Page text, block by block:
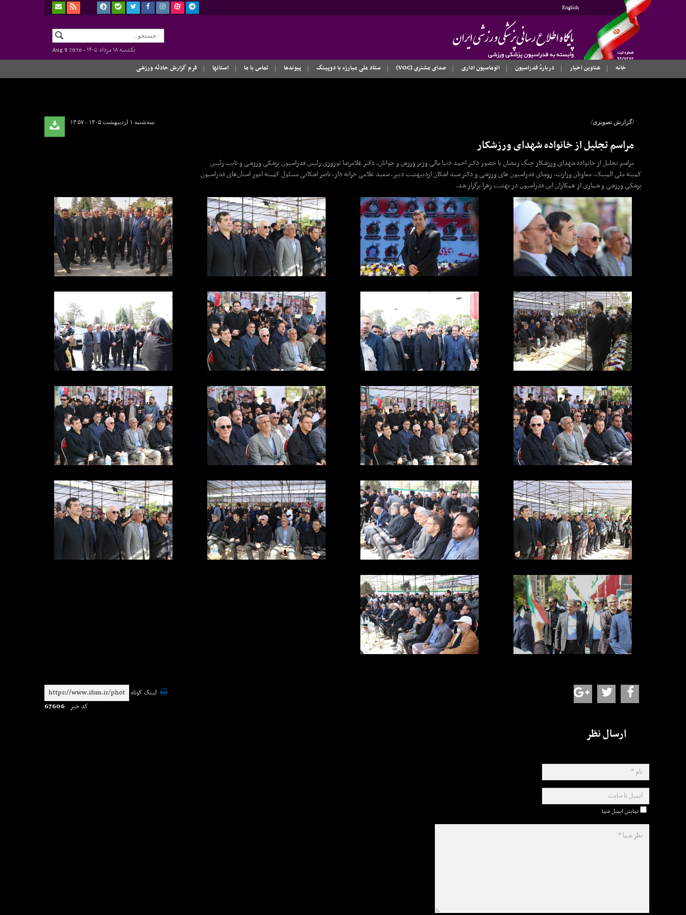
English
یکشنبه ۱۸ مرداد ۱۴۰۵ -
Aug 9 2026
خانه
عناوین اخبار دربارهٔ فدراسیون اتوماسیون اداری صدای مشتری (VOC) ستاد ملی مبارزه با دوپینگ پیوندها تماس با ما استانها فرم گزارش حادثه ورزشی
سه‌شنبه ۱ اردیبهشت ۱۴۰۵ - ۱۳:۵۷ /گزارش تصویری/
مراسم تجلیل از خانواده شهدای ورزشکار
مراسم تجلیل از خانواده شهدای ورزشکار جنگ رمضان با حضور دکتر احمد دنیا مالی وزیر ورزش و جوانان، دکتر غلامرضا نوروزی رئیس فدراسیون پزشکی ورزشی و نایب رئیس
کمیته ملی المپیک، معاونان وزارت، روسای فدراسیون های ورزشی و دکتر سید اشکان اردبیهشت دبیر، سعید غلامی خزانه دار، ناصر اشکانی مسئول کمیته امور استان‌های فدراسیون
پزشکی ورزشی و شماری از همکاران این فدراسیون در بهشت زهرا برگزار شد.
لینک کوتاه
کد خبر 67606
ارسال نظر
نمایش ایمیل شما